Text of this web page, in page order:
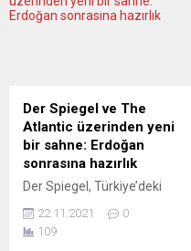
Der Spiegel ve The
Atlantic üzerinden yeni
bir sahne: Erdoğan
sonrasına hazırlık
Der Spiegel, Türkiye’deki
dökümünü yaparken, ünlü
Amerikan dergisi The
22.11.2021
0
109